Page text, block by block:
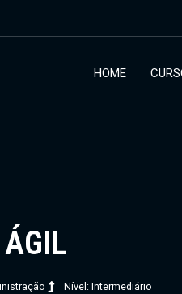
HOME
ÁGIL
Nível: Intermediário